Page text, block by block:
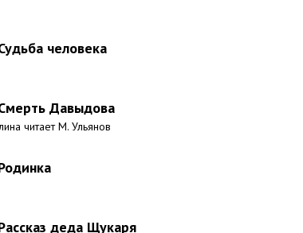
человека
Давыдова
читает М. Ульянов
деда Щукаря